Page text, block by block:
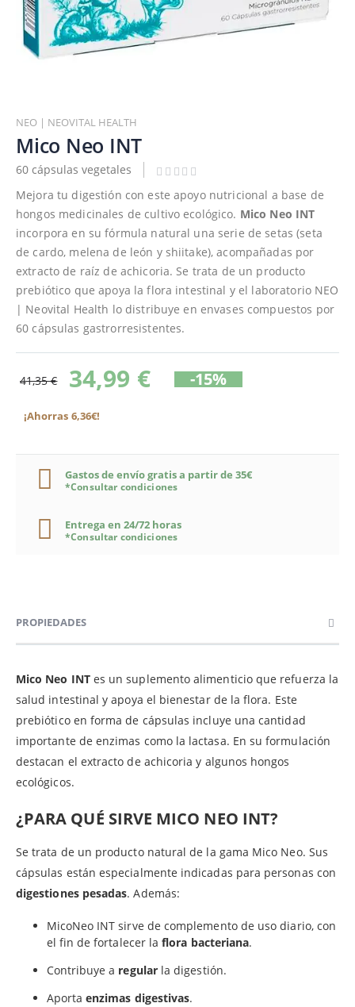
al
comienzo
de
la
galería
imágenes
NEO | NEOVITAL HEALTH
Mico Neo INT
60 cápsulas vegetales
Mejora tu digestión con este apoyo nutricional a base de
hongos medicinales de cultivo ecológico. Mico Neo INT
incorpora en su fórmula natural una serie de setas (seta
de cardo, melena de león y shiitake), acompañadas por
extracto de raíz de achicoria. Se trata de un producto
prebiótico que apoya la flora intestinal y el laboratorio NEO
| Neovital Health lo distribuye en envases compuestos por
60 cápsulas gastrorresistentes.
41,35 € 34,99 € -15%
¡Ahorras 6,36€!
Gastos de envío gratis a partir de 35€
*Consultar condiciones
Entrega en 24/72 horas
*Consultar condiciones
PROPIEDADES
Mico Neo INT es un suplemento alimenticio que refuerza la
salud intestinal y apoya el bienestar de la flora. Este
prebiótico en forma de cápsulas incluye una cantidad
importante de enzimas como la lactasa. En su formulación
destacan el extracto de achicoria y algunos hongos
ecológicos.
¿PARA QUÉ SIRVE MICO NEO INT?
Se trata de un producto natural de la gama Mico Neo. Sus
cápsulas están especialmente indicadas para personas con
digestiones pesadas. Además:
MicoNeo INT sirve de complemento de uso diario, con
el fin de fortalecer laflora bacteriana.
Contribuye a regularla digestión.
Aporta enzimas digestivas.